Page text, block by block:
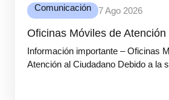
Comunicación 7 Ago 2026
Oficinas Móviles de
Información importante – Oficinas
Atención al Ciudadano Debido a la